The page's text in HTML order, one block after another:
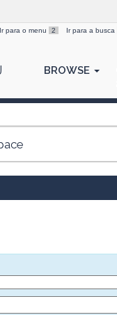
Ir para o menu 2 Ir para a busca
BROWSE